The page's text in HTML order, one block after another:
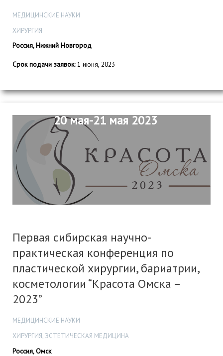
МЕДИЦИНСКИЕ НАУКИ
ХИРУРГИЯ
Россия, Нижний Новгород
Срок подачи заявок:1 июня, 2023
20 мая-21 мая 2023
Первая сибирская научно-
практическая конференция по
пластической хирургии, бариатрии,
косметологии “Красота Омска –
2023”
МЕДИЦИНСКИЕ НАУКИ
ХИРУРГИЯ, ЭСТЕТИЧЕСКАЯ МЕДИЦИНА
Россия, Омск